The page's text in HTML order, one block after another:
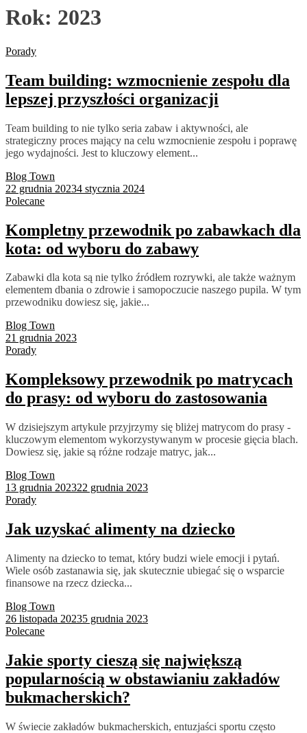
Rok: 2023
Porady
Team building: wzmocnienie zespołu dla
lepszej przyszłości organizacji
Team building to nie tylko seria zabaw i aktywności, ale
strategiczny proces mający na celu wzmocnienie zespołu i poprawę
jego wydajności. Jest to kluczowy element...
Blog Town
22 grudnia 20234 stycznia 2024
Polecane
Kompletny przewodnik po zabawkach dla
kota: od wyboru do zabawy
Zabawki dla kota są nie tylko źródłem rozrywki, ale także ważnym
elementem dbania o zdrowie i samopoczucie naszego pupila. W tym
przewodniku dowiesz się, jakie...
Blog Town
21 grudnia 2023
Porady
Kompleksowy przewodnik po matrycach
do prasy: od wyboru do zastosowania
W dzisiejszym artykule przyjrzymy się bliżej matrycom do prasy -
kluczowym elementom wykorzystywanym w procesie gięcia blach.
Dowiesz się, jakie są różne rodzaje matryc, jak...
Blog Town
13 grudnia 202322 grudnia 2023
Porady
Jak uzyskać alimenty na dziecko
Alimenty na dziecko to temat, który budzi wiele emocji i pytań.
Wiele osób zastanawia się, jak skutecznie ubiegać się o wsparcie
finansowe na rzecz dziecka...
Blog Town
26 listopada 20235 grudnia 2023
Polecane
Jakie sporty cieszą się największą
popularnością w obstawianiu zakładów
bukmacherskich?
W świecie zakładów bukmacherskich, entuzjaści sportu często